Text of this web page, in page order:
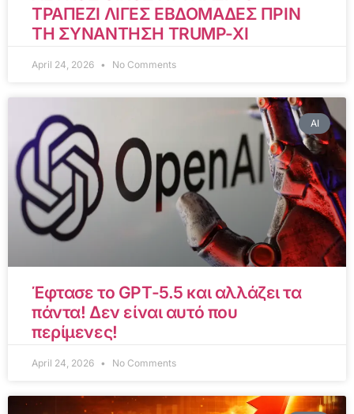
ΤΡΑΠΕΖΙ ΛΙΓΕΣ ΕΒΔΟΜΑΔΕΣ ΠΡΙΝ
ΤΗ ΣΥΝΑΝΤΗΣΗ TRUMP-XI
April 24, 2026 No Comments
AI
Έφτασε το GPT-5.5 και αλλάζει τα
πάντα! Δεν είναι αυτό που
περίμενες!
April 24, 2026 No Comments